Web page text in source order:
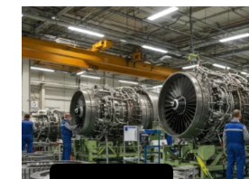
English
Japanese
French
Portuguese
Turkish
Russian